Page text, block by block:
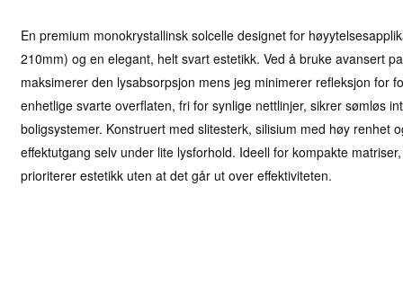
En premium monokrystallinsk solcelle designet for
210mm) og en elegant, helt svart estetikk. Ved å bruke avansert
maksimerer den lysabsorpsjon mens jeg minimerer refleksjon for
enhetlige svarte overflaten, fri for synlige nettlinjer, sikrer sømløs
boligsystemer. Konstruert med slitesterk, silisium med høy renhet
effektutgang selv under lite lysforhold. Ideell for kompakte
prioriterer estetikk uten at det går ut over effektiviteten.